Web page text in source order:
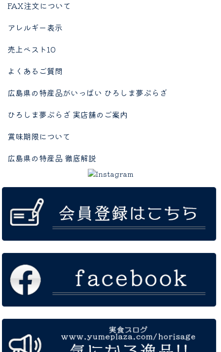
FAX注文について
アレルギー表示
売上ベスト10
よくあるご質問
広島県の特産品がいっぱい ひろしま夢ぷらざ
ひろしま夢ぷらざ 実店舗のご案内
賞味期限について
広島県の特産品 徹底解説